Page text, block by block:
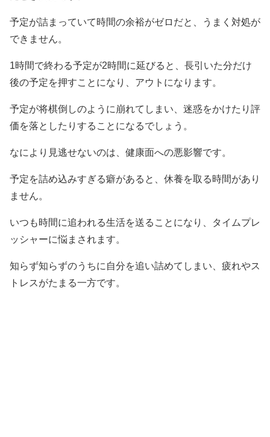
予定が詰まっていて時間の余裕がゼロだと、うまく対処が
できません。
1時間で終わる予定が2時間に延びると、長引いた分だけ
後の予定を押すことになり、アウトになります。
予定が将棋倒しのように崩れてしまい、迷惑をかけたり評
価を落としたりすることになるでしょう。
なにより見逃せないのは、健康面への悪影響です。
予定を詰め込みすぎる癖があると、休養を取る時間があり
ません。
いつも時間に追われる生活を送ることになり、タイムプレ
ッシャーに悩まされます。
知らず知らずのうちに自分を追い詰めてしまい、疲れやス
トレスがたまる一方です。